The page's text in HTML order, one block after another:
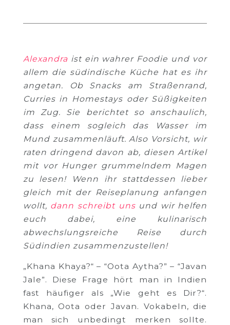
Alexandraist ein wahrer Foodie und vor
allem die südindische Küche hat es ihr
angetan. Ob Snacks am Straßenrand,
Curries in Homestays oder Süßigkeiten
im Zug. Sie berichtet so anschaulich,
dass einem sogleich das Wasser im
Mund zusammenläuft. Also Vorsicht, wir
raten dringend davon ab, diesen Artikel
mit vor Hunger grummelndem Magen
zu lesen! Wenn ihr stattdessen lieber
gleich mit der Reiseplanung anfangen
wollt, dann schreibt unsund wir helfen
euch dabei, eine kulinarisch
abwechslungsreiche Reise durch
Südindien zusammenzustellen!
„Khana Khaya?“ – “Oota Aytha?” – “Javan
Jale”. Diese Frage hört man in Indien
fast häufiger als „Wie geht es Dir?“.
Khana, Oota oder Javan. Vokabeln, die
man sich unbedingt merken sollte.